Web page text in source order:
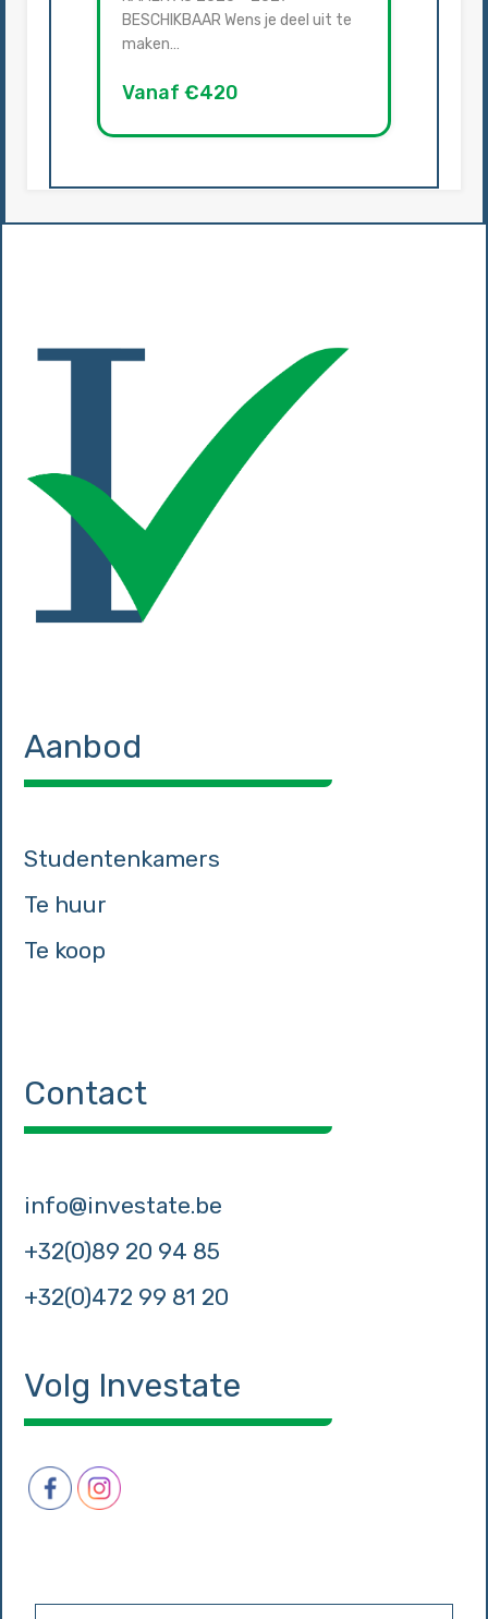
BESCHIKBAAR Wens je deel uit te
maken…
Vanaf €420
Aanbod
Studentenkamers
Te huur
Te koop
Contact
info@investate.be
+32(0)89 20 94 85
+32(0)472 99 81 20
Volg Investate